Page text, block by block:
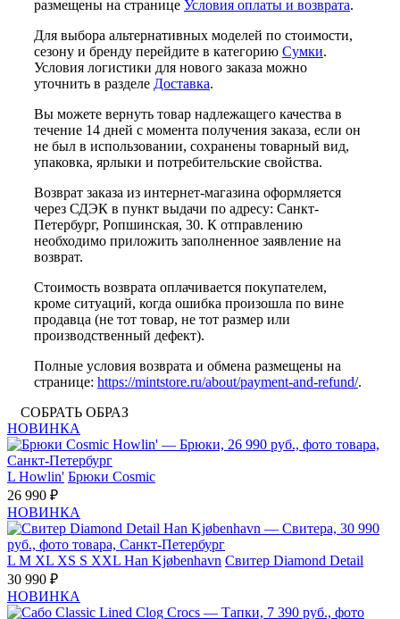
размещены на странице Условия оплаты и возврата.
Для выбора альтернативных моделей по стоимости,
сезону и бренду перейдите в категорию Сумки.
Условия логистики для нового заказа можно
уточнить в разделе Доставка.
Вы можете вернуть товар надлежащего качества в
течение 14 дней с момента получения заказа, если он
не был в использовании, сохранены товарный вид,
упаковка, ярлыки и потребительские свойства.
Возврат заказа из интернет-магазина оформляется
через СДЭК в пункт выдачи по адресу: Санкт-
Петербург, Ропшинская, 30. К отправлению
необходимо приложить заполненное заявление на
возврат.
Стоимость возврата оплачивается покупателем,
кроме ситуаций, когда ошибка произошла по вине
продавца (не тот товар, не тот размер или
производственный дефект).
Полные условия возврата и обмена размещены на
странице: https://mintstore.ru/about/payment-and-refund/.
СОБРАТЬ ОБРАЗ
НОВИНКА
L Howlin' Брюки Cosmic
26 990 ₽
НОВИНКА
L M XL XS S XXL Han Kjøbenhavn Свитер Diamond Detail
30 990 ₽
НОВИНКА